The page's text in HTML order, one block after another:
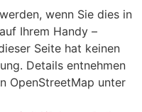
wenn Sie dies in
Ihrem Handy –
Seite hat keinen
Details entnehmen
OpenStreetMap unter